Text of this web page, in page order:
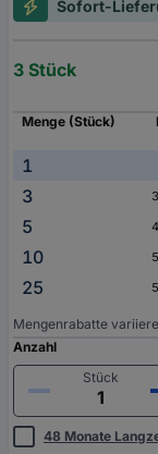
Sofort-
3 Stück
Menge (Stück)
1
3
5
10
25
Mengenrabatte
Anzahl
Stück
48 Monate